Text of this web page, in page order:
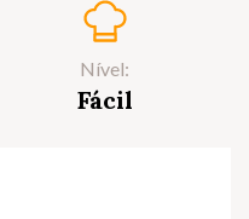
Nível:
Fácil